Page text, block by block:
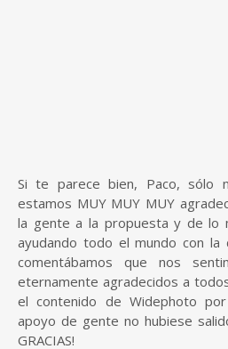
Si te parece bien, Paco, sólo
estamos MUY MUY MUY
la gente a la propuesta y de lo
ayudando todo el mundo con la
comentábamos que nos
eternamente agradecidos a
el contenido de Widephoto
apoyo de gente no hubiese
GRACIAS!